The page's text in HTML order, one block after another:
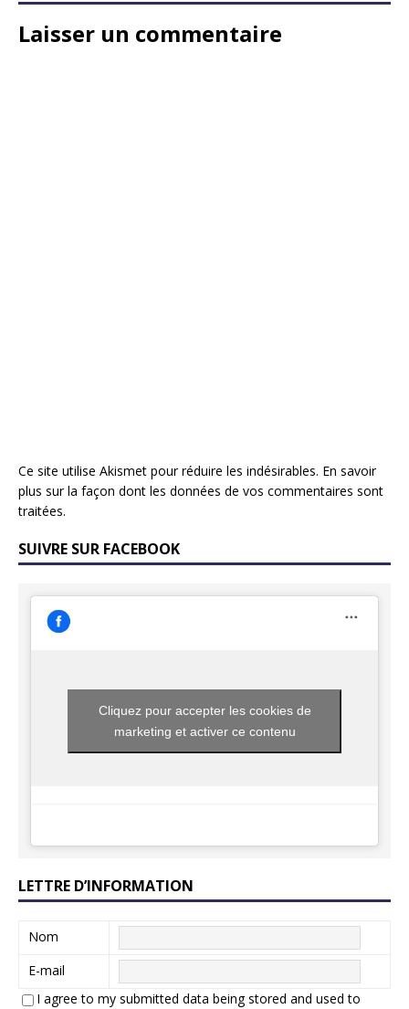
Laisser un commentaire
Ce site utilise Akismet pour réduire les indésirables. En savoir
plus sur la façon dont les données de vos commentaires sont
traitées.
SUIVRE SUR FACEBOOK
Cliquez pour accepter les cookies de
marketing et activer ce contenu
LETTRE D’INFORMATION
Nom
E-mail
I agree to my submitted data being stored and used to